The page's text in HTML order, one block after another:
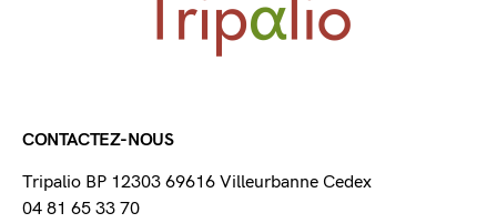
CONTACTEZ-NOUS
Tripalio BP 12303 69616 Villeurbanne Cedex
04 81 65 33 70